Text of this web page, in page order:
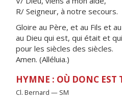
R/ Seigneur, à notre secours.
Gloire au Père, et au Fils et
au Dieu qui est, qui était et
pour les siècles des siècles.
Amen. (Alléluia.)
HYMNE : OÙ DONC EST
Cl. Bernard — SM